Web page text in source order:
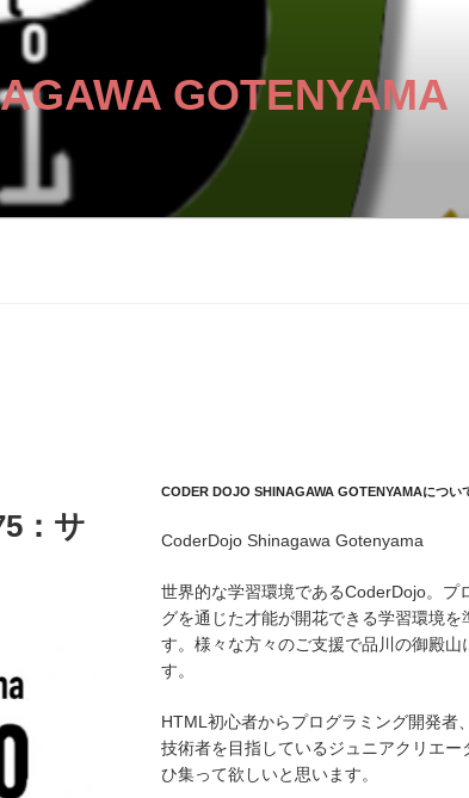
GOTENYAMA
：サ
CODER DOJO SHINAGAWA GOTENYAMAについ
CoderDojo Shinagawa Gotenyama
世界的な学習環境であるCoderDojo。プ
グを通じた才能が開花できる学習環境を
す。様々な方々のご支援で品川の御殿山
す。
HTML初心者からプログラミング開発者
技術者を目指しているジュニアクリエー
ひ集って欲しいと思います。